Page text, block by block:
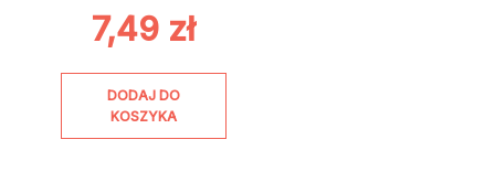
7,49 zł
DODAJ DO
KOSZYKA